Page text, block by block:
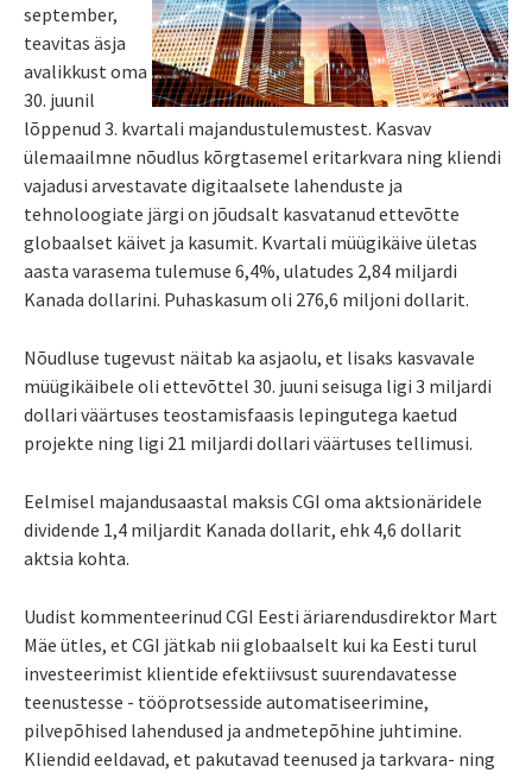
september,
teavitas äsja
avalikkust oma
30. juunil
lõppenud 3. kvartali majandustulemustest. Kasvav
ülemaailmne nõudlus kõrgtasemel eritarkvara ning kliendi
vajadusi arvestavate digitaalsete lahenduste ja
tehnoloogiate järgi on jõudsalt kasvatanud ettevõtte
globaalset käivet ja kasumit. Kvartali müügikäive ületas
aasta varasema tulemuse 6,4%, ulatudes 2,84 miljardi
Kanada dollarini. Puhaskasum oli 276,6 miljoni dollarit.
Nõudluse tugevust näitab ka asjaolu, et lisaks kasvavale
müügikäibele oli ettevõttel 30. juuni seisuga ligi 3 miljardi
dollari väärtuses teostamisfaasis lepingutega kaetud
projekte ning ligi 21 miljardi dollari väärtuses tellimusi.
Eelmisel majandusaastal maksis CGI oma aktsionäridele
dividende 1,4 miljardit Kanada dollarit, ehk 4,6 dollarit
aktsia kohta.
Uudist kommenteerinud CGI Eesti äriarendusdirektor Mart
Mäe ütles, et CGI jätkab nii globaalselt kui ka Eesti turul
investeerimist klientide efektiivsust suurendavatesse
teenustesse - tööprotsesside automatiseerimine,
pilvepõhised lahendused ja andmetepõhine juhtimine.
Kliendid eeldavad, et pakutavad teenused ja tarkvara- ning